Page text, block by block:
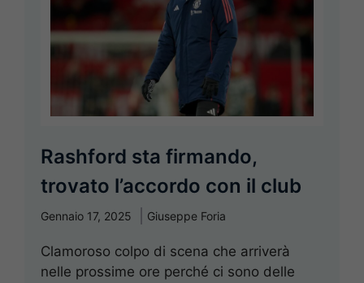
Rashford sta firmando,
trovato l’accordo con il club
Gennaio 17, 2025 Giuseppe Foria
Clamoroso colpo di scena che arriverà
nelle prossime ore perché ci sono delle